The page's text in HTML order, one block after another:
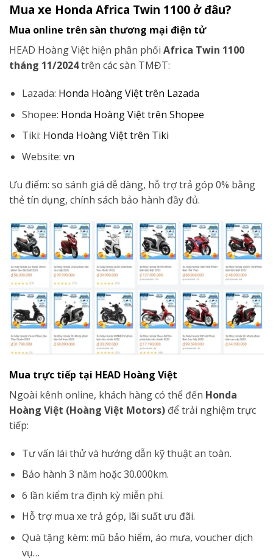
Mua xe Honda Africa Twin 1100 ở đâu?
Mua online trên sàn thương mại điện tử
HEAD Hoàng Việt hiện phân phối Africa Twin 1100
tháng 11/2024trên các sàn TMĐT:
Lazada: Honda Hoàng Việt trên Lazada
Shopee: Honda Hoàng Việt trên Shopee
Tiki: Honda Hoàng Việt trên Tiki
Website: vn
Ưu điểm: so sánh giá dễ dàng, hỗ trợ trả góp 0% bằng
thẻ tín dụng, chính sách bảo hành đầy đủ.
Mua trực tiếp tại HEAD Hoàng Việt
Ngoài kênh online, khách hàng có thể đến Honda
Hoàng Việt (Hoàng Việt Motors) để trải nghiệm trực
tiếp:
Tư vấn lái thử và hướng dẫn kỹ thuật an toàn.
Bảo hành 3 năm hoặc 30.000km.
6 lần kiểm tra định kỳ miễn phí.
Hỗ trợ mua xe trả góp, lãi suất ưu đãi.
Quà tặng kèm: mũ bảo hiểm, áo mưa, voucher dịch
vụ…